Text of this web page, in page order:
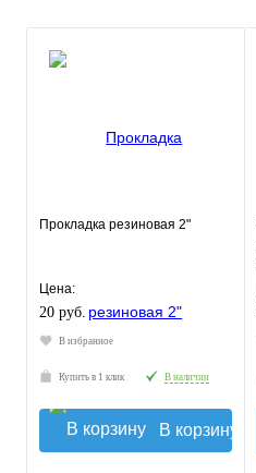
Прокладка резиновая 2"
Цена:
20 руб.
В избранное
Купить в 1 клик В наличии
В корзину